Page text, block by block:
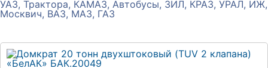
УАЗ, Трактора, КАМАЗ, Автобусы, ЗИЛ, КРАЗ, УРАЛ, ИЖ,
Москвич, ВАЗ, МАЗ, ГАЗ